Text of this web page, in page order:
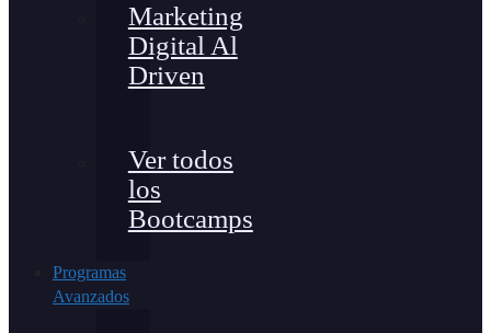
Marketing
Digital Al
Driven
Ver todos
los
Bootcamps
Programas
Avanzados